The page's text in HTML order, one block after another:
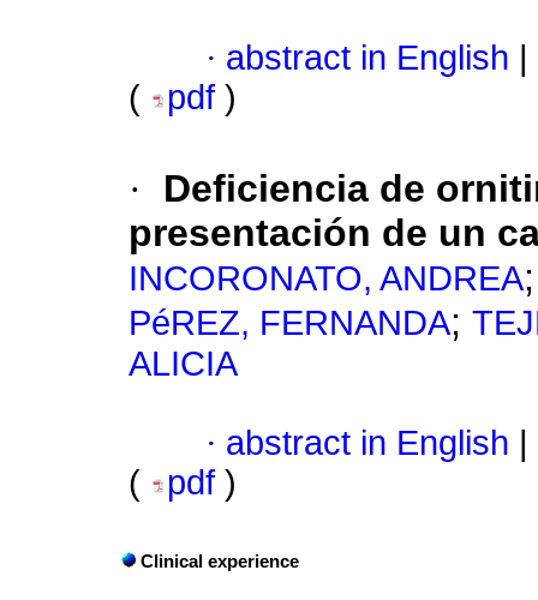
· abstract in English
(
pdf )
·
Deficiencia de
presentación de un
INCORONATO, ANDREA
PéREZ, FERNANDA;
ALICIA
· abstract in English
(
pdf )
Clinical experience